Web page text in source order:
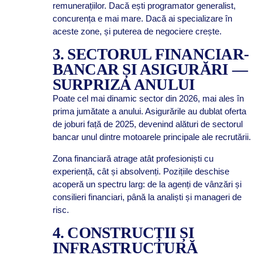
remunerațiilor. Dacă ești programator generalist,
concurența e mai mare. Dacă ai specializare în
aceste zone, și puterea de negociere crește.
3. SECTORUL FINANCIAR-
BANCAR ȘI ASIGURĂRI —
SURPRIZA ANULUI
Poate cel mai dinamic sector din 2026, mai ales în
prima jumătate a anului. Asigurările au dublat oferta
de joburi față de 2025, devenind alături de sectorul
bancar unul dintre motoarele principale ale recrutării.
Zona financiară atrage atât profesioniști cu
experiență, cât și absolvenți. Pozițiile deschise
acoperă un spectru larg: de la agenți de vânzări și
consilieri financiari, până la analiști și manageri de
risc.
4. CONSTRUCȚII ȘI
INFRASTRUCTURĂ